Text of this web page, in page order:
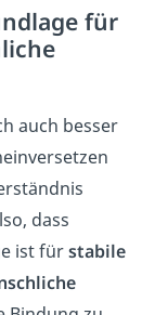
für
auch besser
dass
ist fürstabile